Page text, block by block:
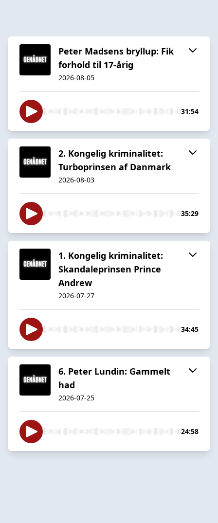
Peter Madsens bryllup: Fik
forhold til 17-årig
2026-08-05
31:54
2. Kongelig kriminalitet:
Turboprinsen af Danmark
2026-08-03
35:29
1. Kongelig kriminalitet:
Skandaleprinsen Prince
Andrew
2026-07-27
34:45
6. Peter Lundin: Gammelt
had
2026-07-25
24:58